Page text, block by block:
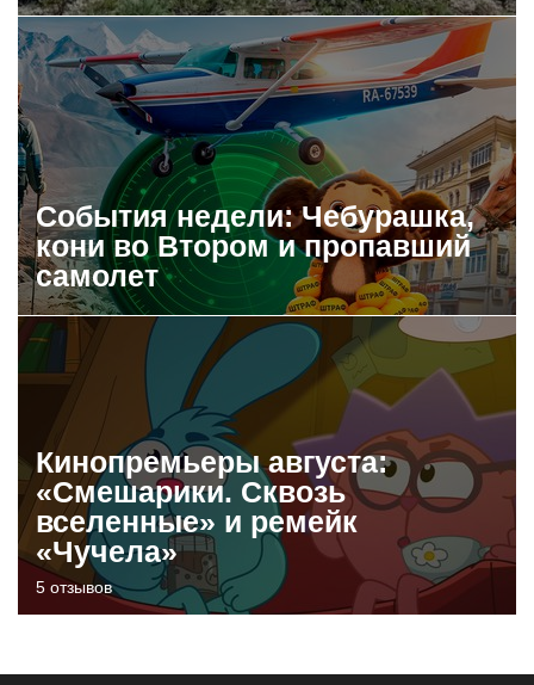
События недели: Чебурашка,
кони во Втором и пропавший
самолет
Кинопремьеры августа:
«Смешарики. Сквозь
вселенные» и ремейк
«Чучела»
5 отзывов